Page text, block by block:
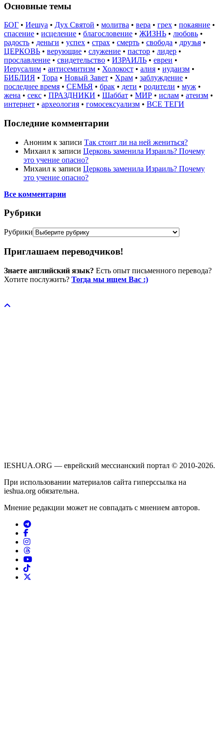
Основные темы
БОГ • Иешуа • Дух Святой • молитва • вера • грех • покаяние •
спасение • исцеление • благословение • ЖИЗНЬ • любовь •
радость • деньги • успех • страх • смерть • свобода • друзья •
ЦЕРКОВЬ • верующие • служение • пастор • лидер •
прославление • свидетельство • ИЗРАИЛЬ • евреи •
Иерусалим • антисемитизм • Холокост • алия • иудаизм •
БИБЛИЯ • Тора • Новый Завет • Храм • заблуждение •
последнее время • СЕМЬЯ • брак • дети • родители • муж •
жена • секс • ПРАЗДНИКИ • Шаббат • МИР • ислам • атеизм •
интернет • археология • гомосексуализм • ВСЕ ТЕГИ
Последние комментарии
Аноним к записи Так стоит ли на ней жениться?
Михаил к записи Церковь заменила Израиль? Почему
это учение опасно?
Михаил к записи Церковь заменила Израиль? Почему
это учение опасно?
Все комментарии
Рубрики
Рубрики
Приглашаем переводчиков!
Знаете английский язык? Есть опыт письменного перевода?
Хотите послужить? Тогда мы ищем Вас :)
IESHUA.ORG — еврейский мессианский портал © 2010-2026.
При использовании материалов сайта гиперссылка на
ieshua.org обязательна.
Мнение редакции может не совпадать с мнением авторов.